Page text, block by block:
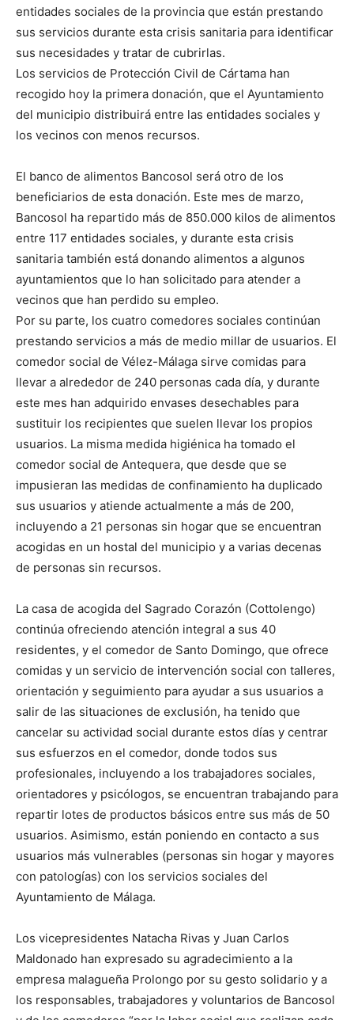
entidades sociales de la provincia que están prestando
sus servicios durante esta crisis sanitaria para identificar
sus necesidades y tratar de cubrirlas.
Los servicios de Protección Civil de Cártama han
recogido hoy la primera donación, que el Ayuntamiento
del municipio distribuirá entre las entidades sociales y
los vecinos con menos recursos.
El banco de alimentos Bancosol será otro de los
beneficiarios de esta donación. Este mes de marzo,
Bancosol ha repartido más de 850.000 kilos de alimentos
entre 117 entidades sociales, y durante esta crisis
sanitaria también está donando alimentos a algunos
ayuntamientos que lo han solicitado para atender a
vecinos que han perdido su empleo.
Por su parte, los cuatro comedores sociales continúan
prestando servicios a más de medio millar de usuarios. El
comedor social de Vélez-Málaga sirve comidas para
llevar a alrededor de 240 personas cada día, y durante
este mes han adquirido envases desechables para
sustituir los recipientes que suelen llevar los propios
usuarios. La misma medida higiénica ha tomado el
comedor social de Antequera, que desde que se
impusieran las medidas de confinamiento ha duplicado
sus usuarios y atiende actualmente a más de 200,
incluyendo a 21 personas sin hogar que se encuentran
acogidas en un hostal del municipio y a varias decenas
de personas sin recursos.
La casa de acogida del Sagrado Corazón (Cottolengo)
continúa ofreciendo atención integral a sus 40
residentes, y el comedor de Santo Domingo, que ofrece
comidas y un servicio de intervención social con talleres,
orientación y seguimiento para ayudar a sus usuarios a
salir de las situaciones de exclusión, ha tenido que
cancelar su actividad social durante estos días y centrar
sus esfuerzos en el comedor, donde todos sus
profesionales, incluyendo a los trabajadores sociales,
orientadores y psicólogos, se encuentran trabajando para
repartir lotes de productos básicos entre sus más de 50
usuarios. Asimismo, están poniendo en contacto a sus
usuarios más vulnerables (personas sin hogar y mayores
con patologías) con los servicios sociales del
Ayuntamiento de Málaga.
Los vicepresidentes Natacha Rivas y Juan Carlos
Maldonado han expresado su agradecimiento a la
empresa malagueña Prolongo por su gesto solidario y a
los responsables, trabajadores y voluntarios de Bancosol